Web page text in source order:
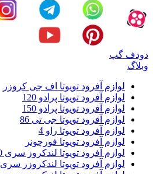
دودف گپ
وبلاگ
لوازم آفرود تویوتا اف جی کروزر
لوازم آفرود تویوتا پرادو 120
لوازم آفرود تویوتا پرادو 150
لوازم آفرود تویوتا جی تی 86
لوازم آفرود تویوتا راو 4
لوازم آفرود تویوتا فورچونر
لوازم آفرود تویوتا لندکروز سری 80
لوازم آفرود تویوتا لندکروزر سری 100